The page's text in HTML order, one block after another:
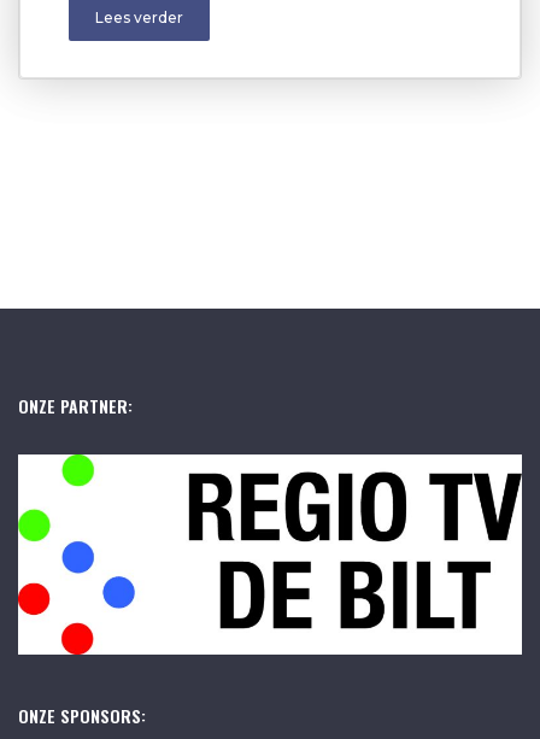
Lees verder
ONZE PARTNER:
ONZE SPONSORS: